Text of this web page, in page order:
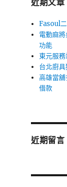
近期文章
Fasoul
電動麻
功能
東元服
台北廚
高雄當
借款
近期留言